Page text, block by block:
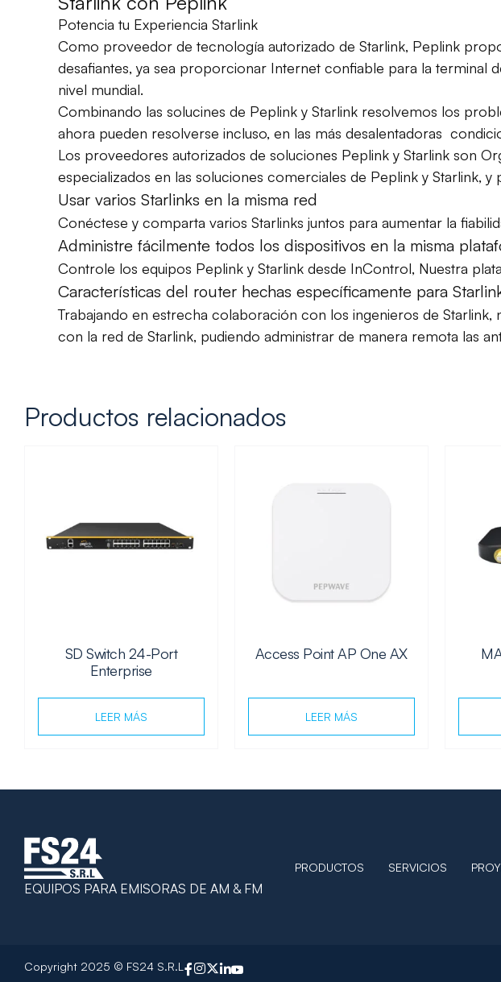
Potencia tu Experiencia Starlink
Como proveedor de tecnología autorizado de Starlink, Peplink
desafiantes, ya sea proporcionar Internet confiable para la
nivel mundial.
Combinando las solucines de Peplink y Starlink resolvemos los
ahora pueden resolverse incluso, en las más desalentadoras
Los proveedores autorizados de soluciones Peplink y Starlink son
especializados en las soluciones comerciales de Peplink y Starlink,
Usar varios Starlinks en la misma red
Conéctese y comparta varios Starlinks juntos para aumentar la
Administre fácilmente todos los dispositivos en la misma
Controle los equipos Peplink y Starlink desde InControl, Nuestra
Características del router hechas específicamente para
Trabajando en estrecha colaboración con los ingenieros de
con la red de Starlink, pudiendo administrar de manera remota las
Productos relacionados
SD Switch 24-Port
Enterprise
LEER MÁS
Access Point AP One AX
LEER MÁS
EQUIPOS PARA EMISORAS DE AM & FM
PRODUCTOS SERVICIOS
Copyright 2025 © FS24 S.R.L